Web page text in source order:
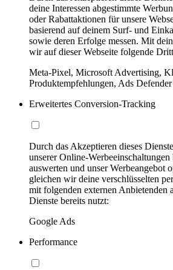
deine Interessen abgestimmte
oder Rabattaktionen für unsere
basierend auf deinem Surf- und
sowie deren Erfolge messen. Mit
wir auf dieser Webseite folgende
Meta-Pixel, Microsoft Advertising,
Produktempfehlungen, Ads Defender
Erweitertes Conversion-Tracking
Durch das Akzeptieren dieses
unserer Online-Werbeeinschaltungen
auswerten und unser Werbeangebot
gleichen wir deine verschlüsselten
mit folgenden externen Anbietenden
Dienste bereits nutzt:
Google Ads
Performance